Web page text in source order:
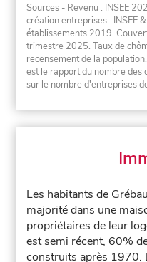
Sources - Revenu : INSEE
création entreprises : INSEE
établissements 2019.
trimestre 2025. Taux de
recensement de la
est le rapport du nombre des
sur le nombre d'entreprises
Les habitants de
majorité dans une
propriétaires de leur
est semi récent, 60%
construits après 1970.